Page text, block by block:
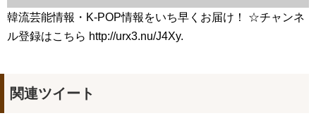
韓流芸能情報・K-POP情報をいち早くお届け！ ☆チャンネ
ル登録はこちら http://urx3.nu/J4Xy.
関連ツイート